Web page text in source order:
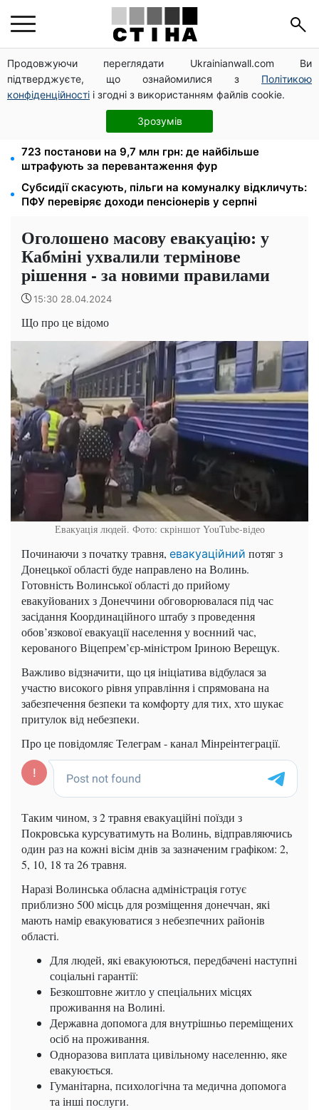
Продовжуючи переглядати Ukrainianwall.com Ви
підтверджуєте, що ознайомилися з Політикою
конфіденційності і згодні з використанням файлів cookie.
Зрозумів
Студенти-заочники та вечірники втрачають
відстрочку від мобілізації: кого призвуть у серпні
2000 грн щокварталу від фонду США: люди з
інвалідністю I-II групи та пенсіонери 60+ отримають
723 постанови на 9,7 млн грн: де найбільше
штрафують за перевантаження фур
Субсидії скасують, пільги на комуналку відкличуть:
ПФУ перевіряє доходи пенсіонерів у серпні
Оголошено масову евакуацію: у
Кабміні ухвалили термінове
рішення - за новими правилами
15:30 28.04.2024
Що про це відомо
Евакуація людей. Фото: скріншот YouTube-відео
Починаючи з початку травня, евакуаційний потяг з
Донецької області буде направлено на Волинь.
Готовність Волинської області до прийому
евакуйованих з Донеччини обговорювалася під час
засідання Координаційного штабу з проведення
обов’язкової евакуації населення у воєнний час,
керованого Віцепрем’єр-міністром Іриною Верещук.
Важливо відзначити, що ця ініціатива відбулася за
участю високого рівня управління і спрямована на
забезпечення безпеки та комфорту для тих, хто шукає
притулок від небезпеки.
Про це повідомляє Телеграм - канал Мінреінтеграції.
Таким чином, з 2 травня евакуаційні поїзди з
Покровська курсуватимуть на Волинь, відправляючись
один раз на кожні вісім днів за зазначеним графіком: 2,
5, 10, 18 та 26 травня.
Наразі Волинська обласна адміністрація готує
приблизно 500 місць для розміщення донеччан, які
мають намір евакуюватися з небезпечних районів
області.
Для людей, які евакуюються, передбачені наступні
соціальні гарантії:
Безкоштовне житло у спеціальних місцях
проживання на Волині.
Державна допомога для внутрішньо переміщених
осіб на проживання.
Одноразова виплата цивільному населенню, яке
евакуюється.
Гуманітарна, психологічна та медична допомога
та інші послуги.